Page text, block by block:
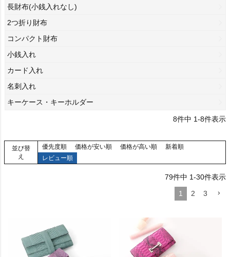
長財布(小銭入れなし)
2つ折り財布
コンパクト財布
小銭入れ
カード入れ
名刺入れ
キーケース・キーホルダー
8件中 1-8件表示
並び替
え
優先度順 価格が安い順 価格が高い順
新着順
レビュー順
79件中 1-30件表示
1
2 3